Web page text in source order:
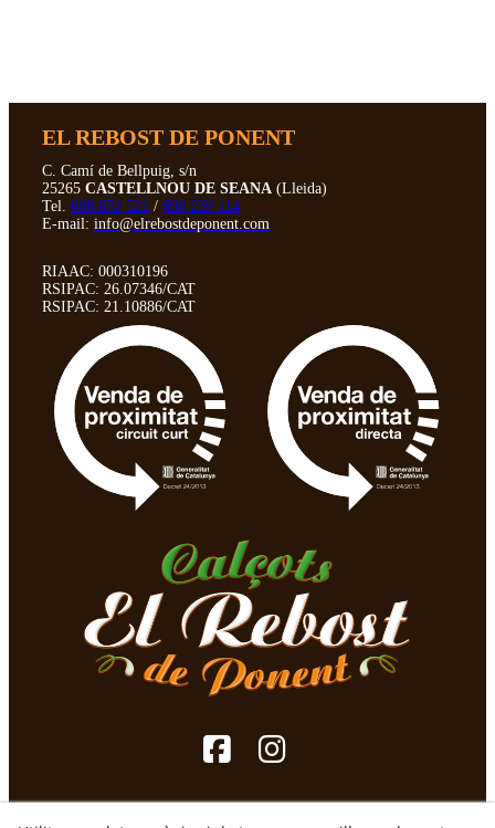
EL REBOST DE PONENT
C. Camí de Bellpuig, s/n
25265 CASTELLNOU DE SEANA (Lleida)
Tel. 608 652 521 / 608 239 114
E-mail: info@elrebostdeponent.com
RIAAC: 000310196
RSIPAC: 26.07346/CAT
RSIPAC: 21.10886/CAT